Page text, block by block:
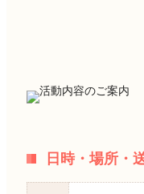
日時・場所・